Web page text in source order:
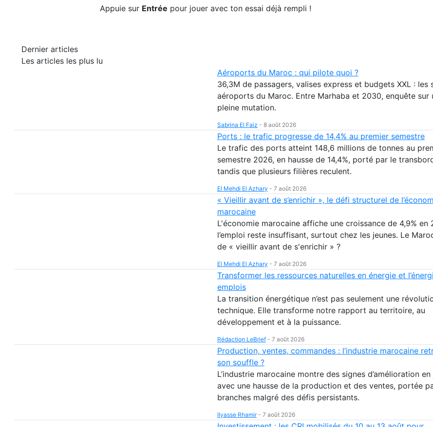
Appuie sur Entrée pour jouer avec ton essai déjà rempli !
Dernier articles
Les articles les plus lu
Aéroports du Maroc : qui pilote quoi ?
36,3M de passagers, valises express et budgets XXL : les
aéroports du Maroc. Entre Marhaba et 2030, enquête sur
pleine mutation.
Sabrina El Faiz - 8 août 2026
Ports : le trafic progresse de 14,4% au premier semestre
Le trafic des ports atteint 148,6 millions de tonnes au
semestre 2026, en hausse de 14,4%, porté par le
tandis que plusieurs filières reculent.
El Mehdi El Azhary - 7 août 2026
« Vieillir avant de s’enrichir », le défi structurel de
marocaine
L'économie marocaine affiche une croissance de 4,9% en
l’emploi reste insuffisant, surtout chez les jeunes. Le
de « vieillir avant de s'enrichir » ?
El Mehdi El Azhary - 7 août 2026
Transformer les ressources naturelles en énergie et
emplois
La transition énergétique n’est pas seulement une
technique. Elle transforme notre rapport au territoire, au
développement et à la puissance.
Rédaction LeBrief- 7 août 2026
Production, ventes, commandes : l’industrie marocaine
son souffle ?
L’industrie marocaine montre des signes d’amélioration
avec une hausse de la production et des ventes, portée
branches malgré des défis persistants.
Ilyasse Rhamir- 7 août 2026